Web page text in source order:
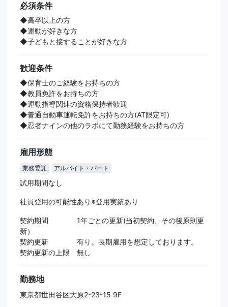
必須条件
◆高卒以上の方
◆運動が好きな方
◆子どもと接することが好きな方
歓迎条件
◆保育士のご経験をお持ちの方
◆教員免許をお持ちの方
◆運動指導関連の資格保持者歓迎
◆普通自動車運転免許をお持ちの方(AT限定可)
◆忍者ナインの他のラボにて勤務経験をお持ちの方
雇用形態
業務委託 アルバイト・パート
試用期間なし
社員登用の可能性あり※登用実績あり
契約期間 1年ごとの更新(当初契約、その後原則更
新）
契約更新 有り。長期雇用を想定しております。
契約更新の上限 無し
勤務地
東京都世田谷区大原2-23-15 9F